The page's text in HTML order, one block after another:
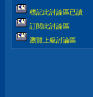
標記此討論區已讀
訂閱此討論區
瀏覽上級討論區